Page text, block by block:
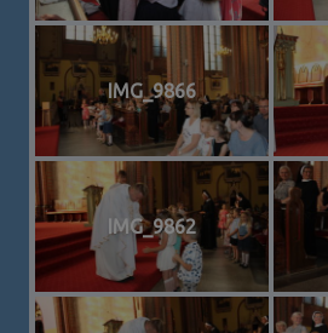
IMG_9866
IMG_9862